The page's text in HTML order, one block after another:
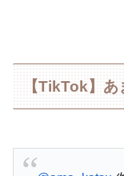
【TikTok】